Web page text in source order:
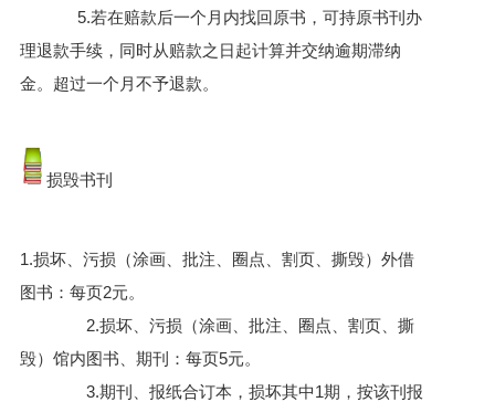
5.若在赔款后一个月内找回原书，可持原书刊办
理退款手续，同时从赔款之日起计算并交纳逾期滞纳
金。超过一个月不予退款。
损毁书刊
1.损坏、污损（涂画、批注、圈点、割页、撕毁）外借
图书：每页2元。
2.损坏、污损（涂画、批注、圈点、割页、撕
毁）馆内图书、期刊：每页5元。
3.期刊、报纸合订本，损坏其中1期，按该刊报